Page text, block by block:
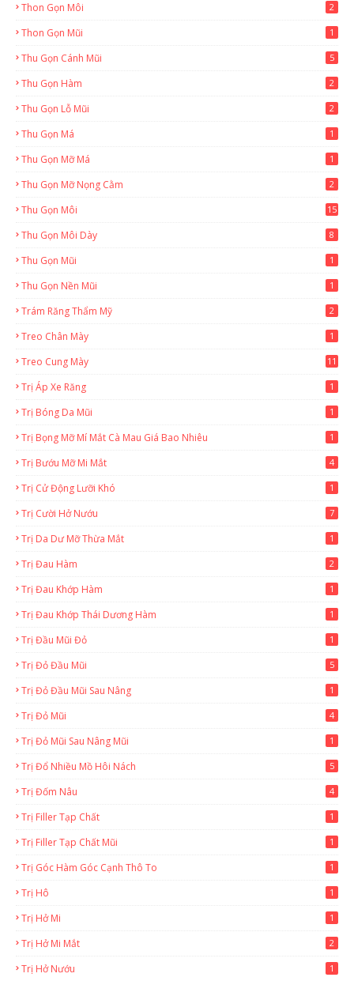
Thon Gọn Môi 2
Thon Gọn Mũi 1
Thu Gọn Cánh Mũi 5
Thu Gọn Hàm 2
Thu Gọn Lỗ Mũi 2
Thu Gọn Má 1
Thu Gọn Mỡ Má 1
Thu Gọn Mỡ Nọng Cằm 2
Thu Gọn Môi 15
Thu Gọn Môi Dày 8
Thu Gọn Mũi 1
Thu Gọn Nền Mũi 1
Trám Răng Thẩm Mỹ 2
Treo Chân Mày 1
Treo Cung Mày 11
Trị Áp Xe Răng 1
Trị Bóng Da Mũi 1
Trị Bọng Mỡ Mí Mắt Cà Mau Giá Bao Nhiêu 1
Trị Bướu Mỡ Mi Mắt 4
Trị Cử Động Lưỡi Khó 1
Trị Cười Hở Nướu 7
Trị Da Dư Mỡ Thừa Mắt 1
Trị Đau Hàm 2
Trị Đau Khớp Hàm 1
Trị Đau Khớp Thái Dương Hàm 1
Trị Đầu Mũi Đỏ 1
Trị Đỏ Đầu Mũi 5
Trị Đỏ Đầu Mũi Sau Nâng 1
Trị Đỏ Mũi 4
Trị Đỏ Mũi Sau Nâng Mũi 1
Trị Đổ Nhiều Mồ Hôi Nách 5
Trị Đốm Nâu 4
Trị Filler Tạp Chất 1
Trị Filler Tạp Chất Mũi 1
Trị Góc Hàm Góc Cạnh Thô To 1
Trị Hô 1
Trị Hở Mi 1
Trị Hở Mi Mắt 2
Trị Hở Nướu 1